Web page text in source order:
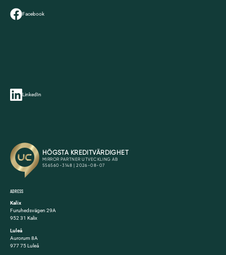
Facebook
LinkedIn
ADRESS
Kalix
Furuhedsvägen 29A
952 31 Kalix
Luleå
Aurorum 8A
977 75 Luleå